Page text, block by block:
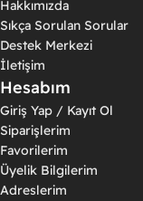
Hakkımızda
Sıkça Sorulan Sorular
Destek Merkezi
İletişim
Hesabım
Giriş Yap / Kayıt Ol
Siparişlerim
Favorilerim
Üyelik Bilgilerim
Adreslerim